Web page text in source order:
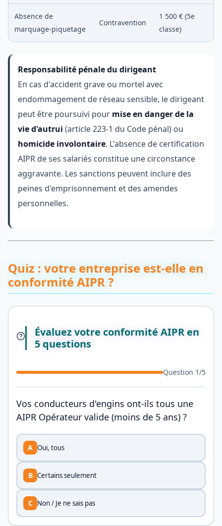
Absence de
marquage-piquetage
Contravention
1 500 € (5e
classe)
Responsabilité pénale du dirigeant
En cas d'accident grave ou mortel avec
endommagement de réseau sensible, le dirigeant
peut être poursuivi pour mise en danger de la
vie d'autrui (article 223-1 du Code pénal) ou
homicide involontaire. L'absence de certification
AIPR de ses salariés constitue une circonstance
aggravante. Les sanctions peuvent inclure des
peines d'emprisonnement et des amendes
personnelles.
Quiz : votre entreprise est-elle en
conformité AIPR ?
Évaluez votre conformité AIPR en
5 questions
Question 1/5
Vos conducteurs d'engins ont-ils tous une
AIPR Opérateur valide (moins de 5 ans) ?
A Oui, tous
B Certains seulement
C Non / Je ne sais pas